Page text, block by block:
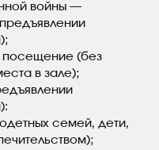
войны —
посещение (без
в зале);
семей, дети,